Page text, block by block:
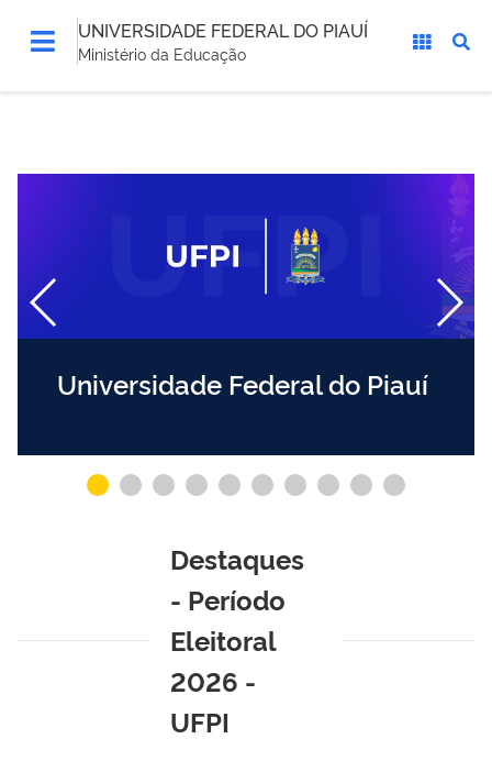
UNIVERSIDADE FEDERAL DO PIAUÍ
Ministério da Educação
Universidade Federal do Piauí
Destaques
- Período
Eleitoral
2026 -
UFPI